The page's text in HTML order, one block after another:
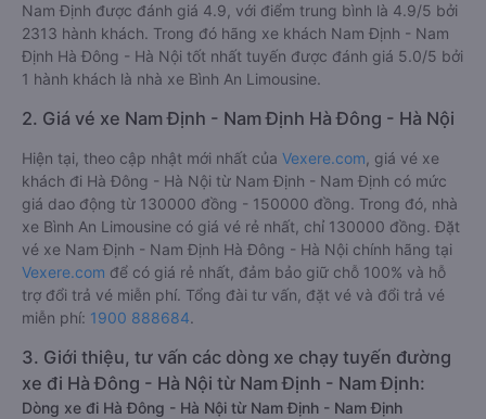
Nam Định được đánh giá 4.9, với điểm trung bình là 4.9/5 bởi
2313 hành khách. Trong đó hãng xe khách Nam Định - Nam
Định Hà Đông - Hà Nội tốt nhất tuyến được đánh giá 5.0/5 bởi
1 hành khách là nhà xe Bình An Limousine.
2. Giá vé xe Nam Định - Nam Định Hà Đông - Hà Nội
Hiện tại, theo cập nhật mới nhất của Vexere.com , giá vé xe
khách đi Hà Đông - Hà Nội từ Nam Định - Nam Định có mức
giá dao động từ 130000 đồng - 150000 đồng. Trong đó, nhà
xe Bình An Limousine có giá vé rẻ nhất, chỉ 130000 đồng. Đặt
vé xe Nam Định - Nam Định Hà Đông - Hà Nội chính hãng tại
Vexere.com để có giá rẻ nhất, đảm bảo giữ chỗ 100% và hỗ
trợ đổi trả vé miễn phí. Tổng đài tư vấn, đặt vé và đổi trả vé
miễn phí: 1900 888684.
3. Giới thiệu, tư vấn các dòng xe chạy tuyến đường
xe đi Hà Đông - Hà Nội từ Nam Định - Nam Định:
Dòng xe đi Hà Đông - Hà Nội từ Nam Định - Nam Định